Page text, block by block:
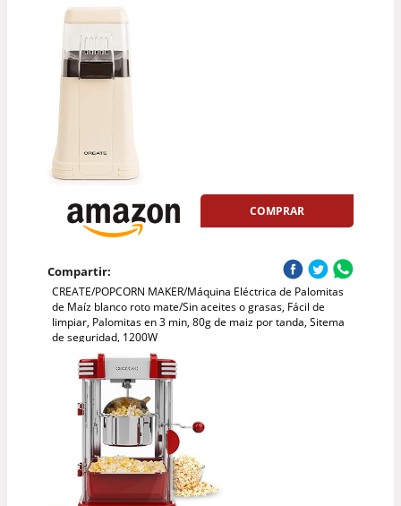
COMPRAR
Compartir:
CREATE/POPCORN MAKER/Máquina Eléctrica de Palomitas
de Maíz blanco roto mate/Sin aceites o grasas, Fácil de
limpiar, Palomitas en 3 min, 80g de maiz por tanda, Sitema
de seguridad, 1200W